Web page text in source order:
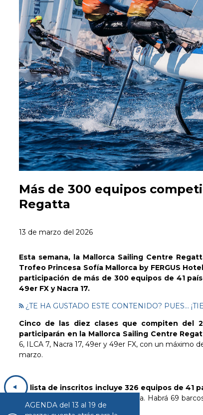
Más de 300 equipos
Regatta
13 de marzo del 2026
Esta semana, la Mallorca Sailing Centre
Trofeo Princesa Sofía Mallorca by FERGUS
participación de más de 300 equipos de 41
49er FX y Nacra 17.
¿TE HA GUSTADO ESTE CONTENIDO? PUES...
Cinco de las diez clases que compiten del
participarán en la Mallorca Sailing Centre
6, ILCA 7, Nacra 17, 49er y 49er FX, con un máximo
marzo.
© Bernardí Bibiloni
La lista de inscritos incluye 326 equipos de 41
casi 60 enarbolan bandera española. Habrá 69
17.
AGENDA del 13 al 19 de